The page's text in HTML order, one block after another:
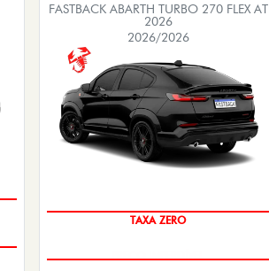
FASTBACK ABARTH TURBO 270 FLEX AT
2026
2026/2026
TAXA ZERO